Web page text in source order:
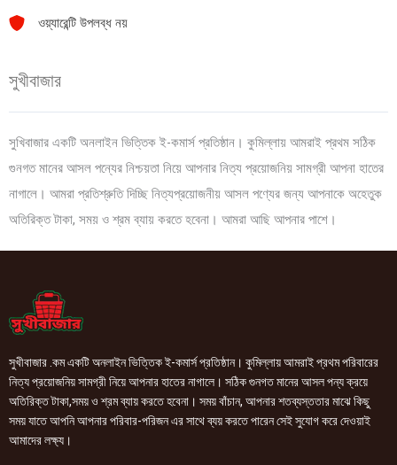
ওয়্যারেন্টি উপলব্ধ নয়
সুখীবাজার
সুখিবাজার একটি অনলাইন ভিত্তিক ই-কমার্স প্রতিষ্ঠান। কুমিল্লায় আমরাই প্রথম সঠিক
গুনগত মানের আসল পন্যের নিশ্চয়তা নিয়ে আপনার নিত্য প্রয়োজনিয় সামগ্রী আপনা হাতের
নাগালে। আমরা প্রতিশ্রুতি দিচ্ছি নিত্যপ্রয়োজনীয় আসল পণ্যের জন্য আপনাকে অহেতুক
অতিরিক্ত টাকা, সময় ও শ্রম ব্যায় করতে হবেনা। আমরা আছি আপনার পাশে।
সুখীবাজার .কম একটি অনলাইন ভিত্তিক ই-কমার্স প্রতিষ্ঠান। কুমিল্লায় আমরাই প্রথম পরিবারের
নিত্য প্রয়োজনিয় সামগ্রী নিয়ে আপনার হাতের নাগালে। সঠিক গুনগত মানের আসল পন্য ক্রয়ে
অতিরিক্ত টাকা,সময় ও শ্রম ব্যায় করতে হবেনা। সময় বাঁচান, আপনার শতব্যস্ততার মাঝে কিছু
সময় যাতে আপনি আপনার পরিবার-পরিজন এর সাথে ব্যয় করতে পারেন সেই সুযোগ করে দেওয়াই
আমাদের লক্ষ্য।